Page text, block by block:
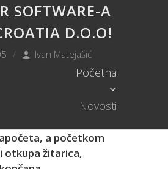
SOFTWARE-A
D.O.O!
Ivan Matejašić
Početna
Novosti
a početkom
otkupa žitarica,